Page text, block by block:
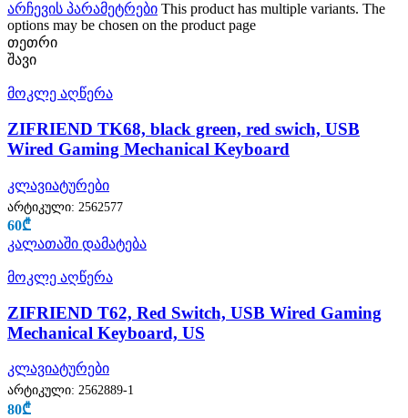
არჩევის პარამეტრები This product has multiple variants. The
options may be chosen on the product page
თეთრი
შავი
მოკლე აღწერა
ZIFRIEND TK68, black green, red swich, USB
Wired Gaming Mechanical Keyboard
კლავიატურები
არტიკული: 2562577
60₾
კალათაში დამატება
მოკლე აღწერა
ZIFRIEND T62, Red Switch, USB Wired Gaming
Mechanical Keyboard, US
კლავიატურები
არტიკული: 2562889-1
80₾